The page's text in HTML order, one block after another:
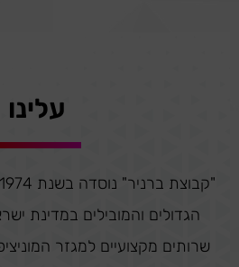
עלינו
הגדולים והמובילים במדינת
שרותים מקצועיים למגזר